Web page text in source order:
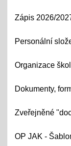
Zápis 2026/
Personální
Organizace
Dokumenty,
Zveřejněné
OP JAK -